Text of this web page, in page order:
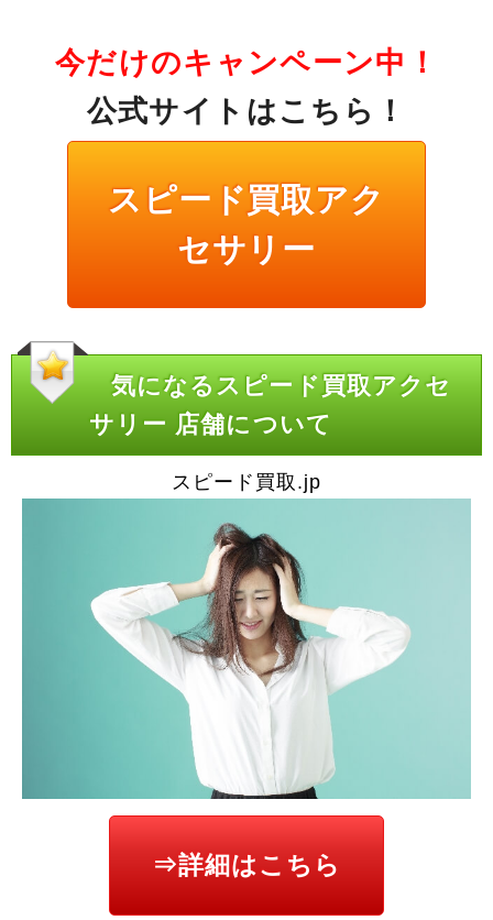
今だけのキャンペーン中！
公式サイトはこちら！
スピード買取アク
セサリー
気になるスピード買取アクセ
サリー 店舗について
スピード買取.jp
⇒詳細はこちら